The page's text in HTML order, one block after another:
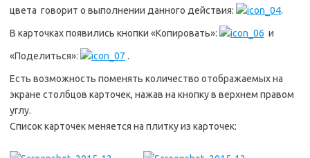
цвета говорит о выполнении данного действия: .
В карточках появились кнопки «Копировать»: и
«Поделиться»: .
Есть возможность поменять количество отображаемых на
экране столбцов карточек, нажав на кнопку в верхнем правом
углу.
Список карточек меняется на плитку из карточек: